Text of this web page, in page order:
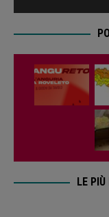
LE